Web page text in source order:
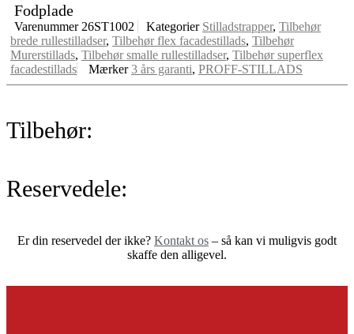
Fodplade
Varenummer 26ST1002 Kategorier Stilladstrapper, Tilbehør
brede rullestilladser, Tilbehør flex facadestillads, Tilbehør
Murerstillads, Tilbehør smalle rullestilladser, Tilbehør superflex
facadestillads
Mærker 3 års garanti, PROFF-STILLADS
Tilbehør:
Reservedele:
Er din reservedel der ikke? Kontakt os – så kan vi muligvis godt
skaffe den alligevel.